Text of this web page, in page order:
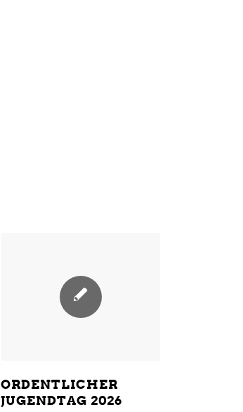
ORDENTLICHER
JUGENDTAG 2026